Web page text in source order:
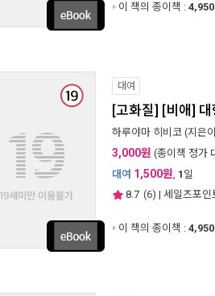
이 책의 종이책 : 4,950
대여
[고화질] [비애]
하루야마 히비코 (지은
3,000원 (종이책 정가
대여 1,500원, 1 일
8.7 (6) | 세일즈포인
이 책의 종이책 : 4,950